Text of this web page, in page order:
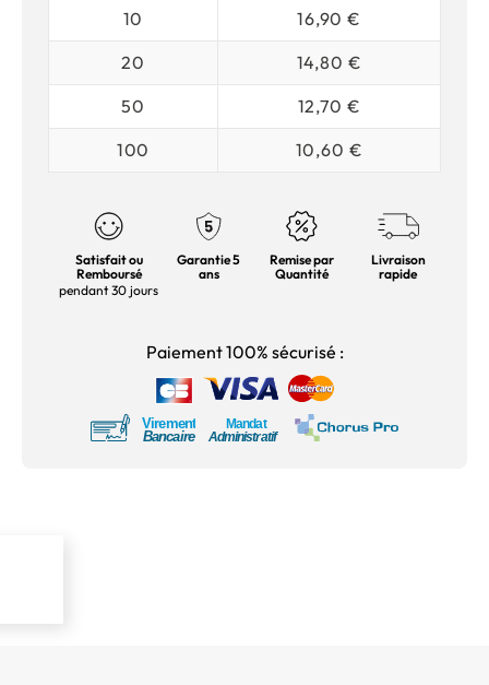
10
16,90 €
20
14,80 €
50
12,70 €
100
10,60 €
Satisfait ou
Remboursé
pendant 30 jours
Garantie 5
ans
Remise par
Quantité
Livraison
rapide
Paiement 100% sécurisé :